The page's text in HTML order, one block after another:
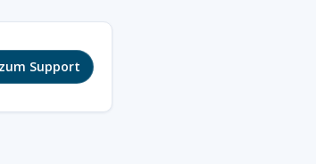
Support